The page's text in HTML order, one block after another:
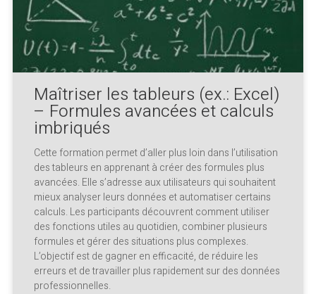
Maîtriser les tableurs (ex.: Excel)
– Formules avancées et calculs
imbriqués
Cette formation permet d’aller plus loin dans l’utilisation
des tableurs en apprenant à créer des formules plus
avancées. Elle s’adresse aux utilisateurs qui souhaitent
mieux analyser leurs données et automatiser certains
calculs. Les participants découvrent comment utiliser
des fonctions utiles au quotidien, combiner plusieurs
formules et gérer des situations plus complexes.
L’objectif est de gagner en efficacité, de réduire les
erreurs et de travailler plus rapidement sur des données
professionnelles.